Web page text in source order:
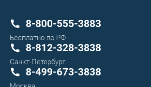
8-800-555-3883
Бесплатно по РФ
8-812-328-3838
Санкт-Петербург
8-499-673-3838